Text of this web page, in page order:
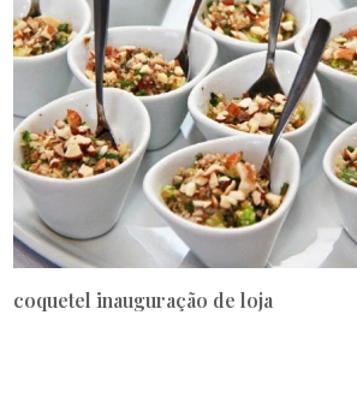
coquetel inauguração de loja